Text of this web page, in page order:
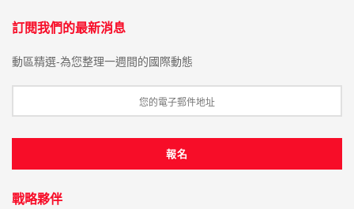
訂閱我們的最新消息
動區精選-為您整理一週間的國際動態
戰略夥伴